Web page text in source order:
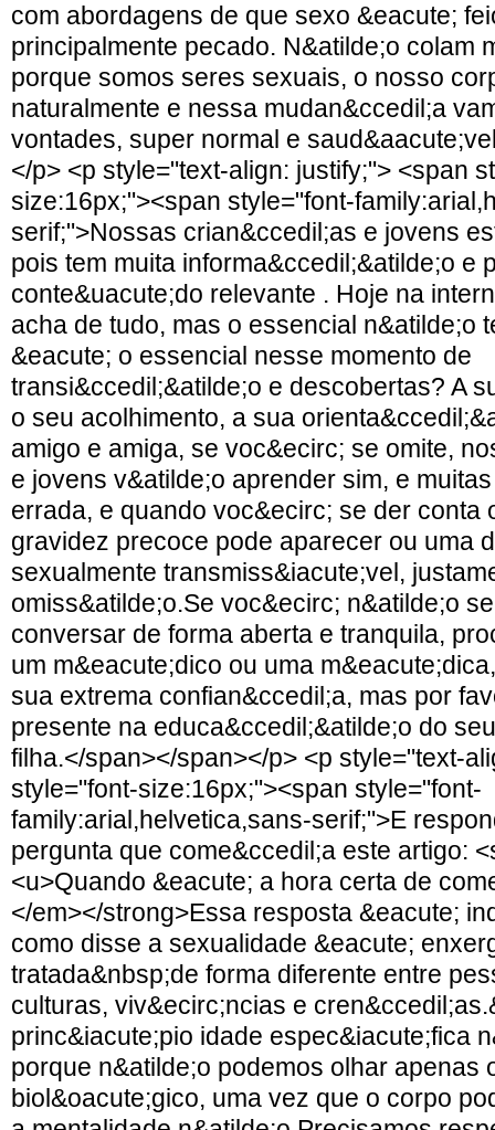
com abordagens de que sexo &eacute;
principalmente pecado. N&atilde;o colam
porque somos seres sexuais, o nosso
naturalmente e nessa mudan&ccedil;a
vontades, super normal e
</p> <p style="text-align: justify;"> <span
size:16px;"><span style="font-
serif;">Nossas crian&ccedil;as e jovens
pois tem muita informa&ccedil;&atilde;o e
conte&uacute;do relevante . Hoje na
acha de tudo, mas o essencial n&atilde;o
&eacute; o essencial nesse momento de
transi&ccedil;&atilde;o e descobertas? A
o seu acolhimento, a sua
amigo e amiga, se voc&ecirc; se omite,
e jovens v&atilde;o aprender sim, e
errada, e quando voc&ecirc; se der conta
gravidez precoce pode aparecer ou uma
sexualmente transmiss&iacute;vel,
omiss&atilde;o.Se voc&ecirc; n&atilde;o
conversar de forma aberta e tranquila,
um m&eacute;dico ou uma
sua extrema confian&ccedil;a, mas por
presente na educa&ccedil;&atilde;o do
filha.</span></span></p> <p style="text-
style="font-size:16px;"><span style="font-
family:arial,helvetica,sans-serif;">E
pergunta que come&ccedil;a este artigo:
<u>Quando &eacute; a hora certa de
</em></strong>Essa resposta &eacute;
como disse a sexualidade &eacute;
tratada&nbsp;de forma diferente entre
culturas, viv&ecirc;ncias e
princ&iacute;pio idade espec&iacute;fica
porque n&atilde;o podemos olhar apenas
biol&oacute;gico, uma vez que o corpo